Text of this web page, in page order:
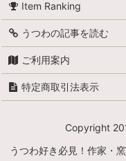
Item Ranking
うつわの記事を読む
ご利用案内
特定商取引法表示
Copyright
うつわ好き必見！作家・